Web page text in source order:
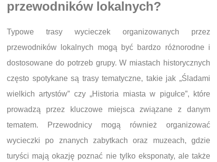
przewodników lokalnych?
Typowe trasy wycieczek organizowanych przez
przewodników lokalnych mogą być bardzo różnorodne i
dostosowane do potrzeb grupy. W miastach historycznych
często spotykane są trasy tematyczne, takie jak „Śladami
wielkich artystów” czy „Historia miasta w pigułce”, które
prowadzą przez kluczowe miejsca związane z danym
tematem. Przewodnicy mogą również organizować
wycieczki po znanych zabytkach oraz muzeach, gdzie
turyści mają okazję poznać nie tylko eksponaty, ale także